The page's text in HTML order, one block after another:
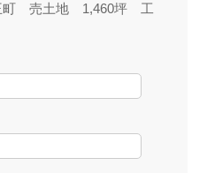
町 売土地 1,460坪 工